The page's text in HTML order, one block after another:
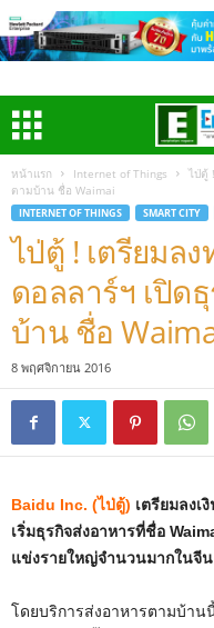
หน้าแรก Internet of Things
ไป่ตู้
ตามบ้าน ชื่อ Waimai
INTERNET OF THINGS SMART CITY
ไป่ตู้ ! เตรียมล
ดอลลาร์ฯ เปิด
บ้าน ชื่อ
8 พฤศจิกายน 2016
Baidu Inc. (ไป่ตู้) เตรียมลงเ
เริ่มธุรกิจส่งอาหารที่ชื่อ
แข่งรายใหญ่จำนวนมากในจีน
โดยบริการส่งอาหารตามบ้าน